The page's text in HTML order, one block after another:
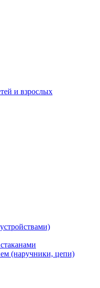
и взрослых
(наручники, цепи)